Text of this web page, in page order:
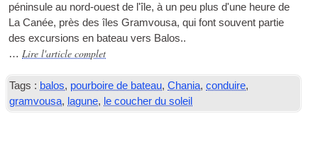
péninsule au nord-ouest de l'île, à un peu plus d'une heure de
La Canée, près des îles Gramvousa, qui font souvent partie
des excursions en bateau vers Balos..
… Lire l'article complet
Tags : balos, pourboire de bateau,Chania,conduire,
gramvousa, lagune, le coucher du soleil